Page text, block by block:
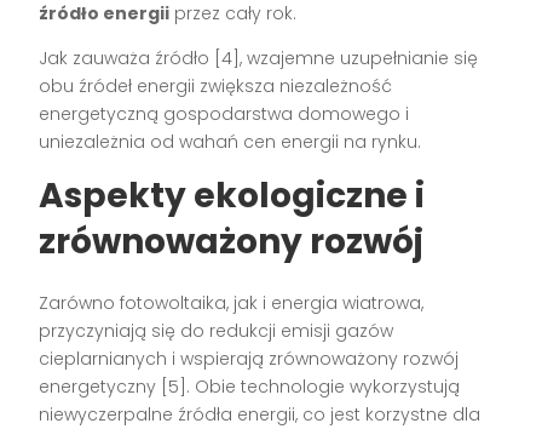
źródło energii przez cały rok.
Jak zauważa źródło [4], wzajemne uzupełnianie się
obu źródeł energii zwiększa niezależność
energetyczną gospodarstwa domowego i
uniezależnia od wahań cen energii na rynku.
Aspekty ekologiczne i
zrównoważony rozwój
Zarówno fotowoltaika, jak i energia wiatrowa,
przyczyniają się do redukcji emisji gazów
cieplarnianych i wspierają zrównoważony rozwój
energetyczny [5]. Obie technologie wykorzystują
niewyczerpalne źródła energii, co jest korzystne dla